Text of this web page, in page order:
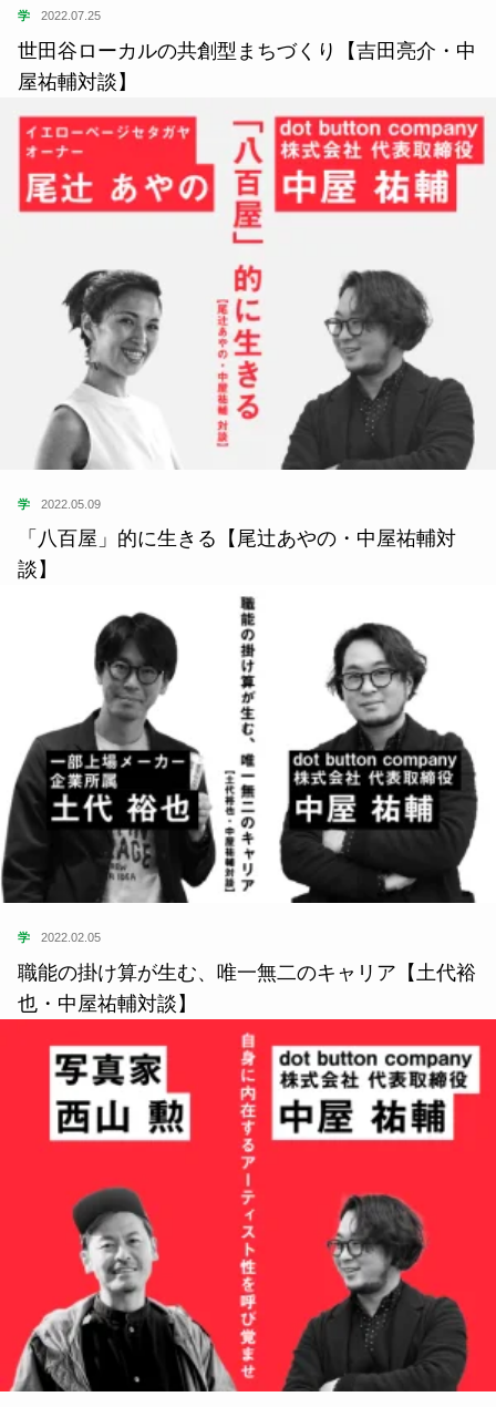
学 2022.07.25
世田谷ローカルの共創型まちづくり【吉田亮介・中
屋祐輔対談】
学 2022.05.09
「八百屋」的に生きる【尾辻あやの・中屋祐輔対
談】
学 2022.02.05
職能の掛け算が生む、唯一無二のキャリア【土代裕
也・中屋祐輔対談】